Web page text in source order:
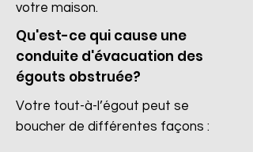
votre maison.
Qu'est-ce qui cause une
conduite d'évacuation des
égouts obstruée?
Votre tout-à-l’égout peut se
boucher de différentes façons :